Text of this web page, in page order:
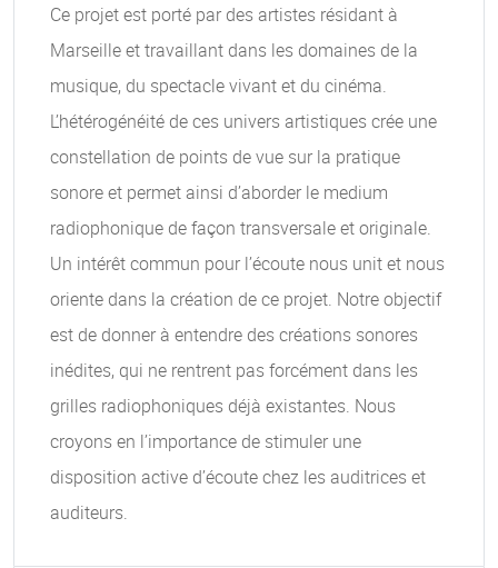
Ce projet est porté par des artistes résidant à
Marseille et travaillant dans les domaines de la
musique, du spectacle vivant et du cinéma.
L’hétérogénéité de ces univers artistiques crée une
constellation de points de vue sur la pratique
sonore et permet ainsi d’aborder le medium
radiophonique de façon transversale et originale.
Un intérêt commun pour l’écoute nous unit et nous
oriente dans la création de ce projet. Notre objectif
est de donner à entendre des créations sonores
inédites, qui ne rentrent pas forcément dans les
grilles radiophoniques déjà existantes. Nous
croyons en l’importance de stimuler une
disposition active d’écoute chez les auditrices et
auditeurs.